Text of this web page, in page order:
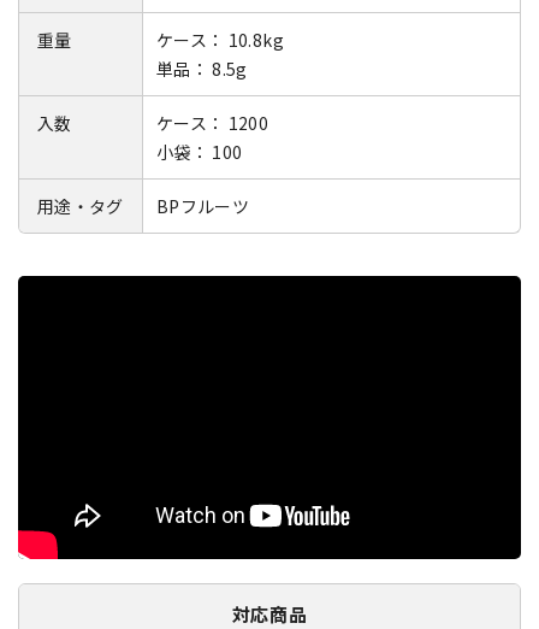
重量
ケース： 10.8kg
単品： 8.5g
入数
ケース： 1200
小袋： 100
用途・タグ BPフルーツ
対応商品